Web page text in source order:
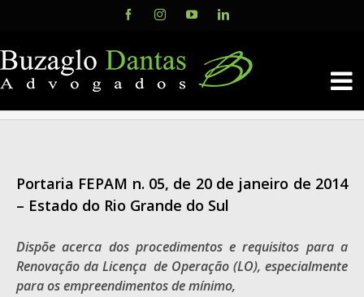
content
FacebookInstagramYouTubeLinkedIn
Portaria FEPAM n. 05, de 20 de janeiro de 2014
– Estado do Rio Grande do Sul
Dispõe acerca dos procedimentos e requisitos para a
Renovação da Licença de Operação (LO), especialmente
para os empreendimentos de mínimo,